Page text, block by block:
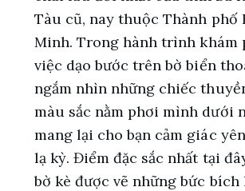
Tàu cũ, nay thuộc Thành phố
Minh. Trong hành trình khám
việc dạo bước trên bờ biển
ngắm nhìn những chiếc
màu sắc nằm phơi mình dưới
mang lại cho bạn cảm giác
lạ kỳ. Điểm đặc sắc nhất tại
bờ kè được vẽ những bức bích